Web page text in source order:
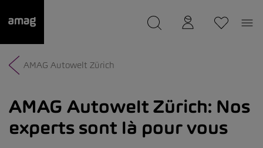
AMAG Autowelt Zürich
AMAG Autowelt Zürich: Nos
experts sont là pour vous